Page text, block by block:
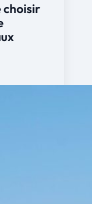
choisir